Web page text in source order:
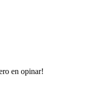
en opinar!